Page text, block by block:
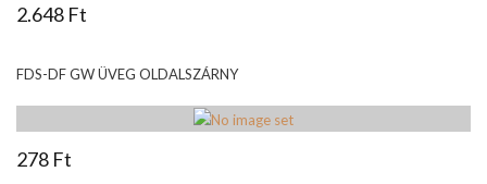
2.648 Ft
FDS-DF GW ÜVEG OLDALSZÁRNY
278 Ft